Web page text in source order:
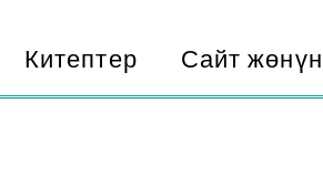
Китептер Сайт